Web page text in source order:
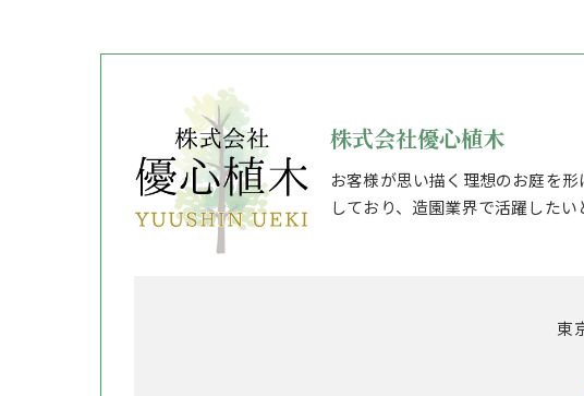
株式会社優心植木
お客様が思い描く理想のお庭を
しており、造園業界で活躍した
東